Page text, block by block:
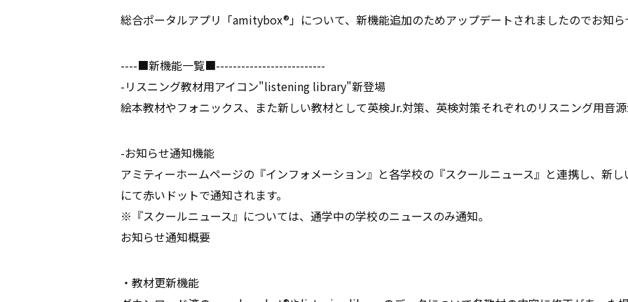
総合ポータルアプリ「amitybox®」について、新機能追加のためアップデートされましたのでお知ら
----■新機能一覧■--------------------------
-リスニング教材用アイコン"listening library"新登場
絵本教材やフォニックス、また新しい教材として英検Jr.対策、英検対策それぞれのリスニング用音源
-お知らせ通知機能
アミティーホームページの『インフォメーション』と各学校の『スクールニュース』と連携し、新
にて赤いドットで通知されます。
※『スクールニュース』については、通学中の学校のニュースのみ通知。
お知らせ通知概要
・教材更新機能